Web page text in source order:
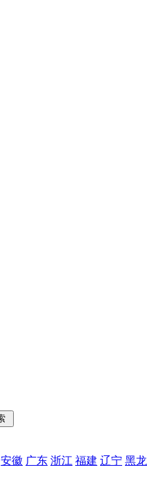
安徽 广东 浙江 福建 辽宁 黑